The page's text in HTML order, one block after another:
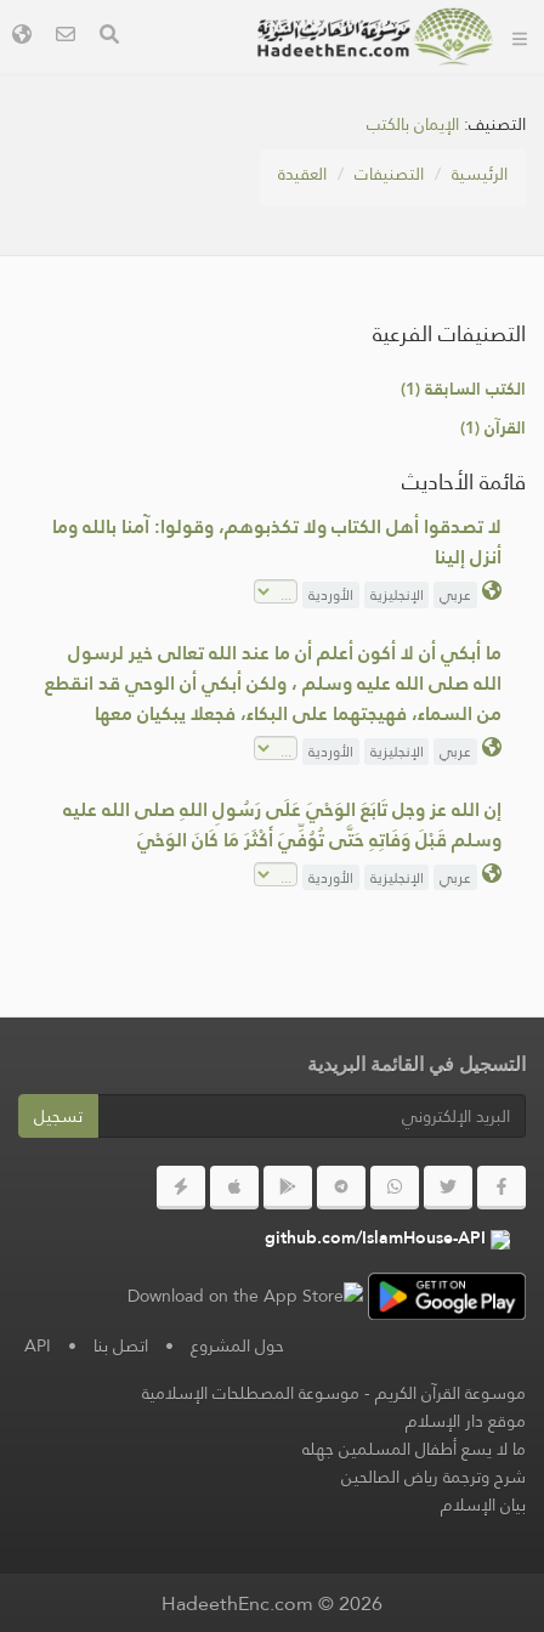
التصنيف:الإيمان بالكتب
الرئيسية
التصنيفات العقيدة
التصنيفات الفرعية
الكتب السابقة (1)
القرآن (1)
قائمة الأحاديث
لا تصدقوا أهل الكتاب ولا تكذبوهم، وقولوا: آمنا بالله وما
أنزل إلينا
عربي الإنجليزية الأوردية
ما أبكي أن لا أكون أعلم أن ما عند الله تعالى خير لرسول
الله صلى الله عليه وسلم ، ولكن أبكي أن الوحي قد انقطع
من السماء، فهيجتهما على البكاء، فجعلا يبكيان معها
عربي الإنجليزية الأوردية
إن الله عز وجل تَابَعَ الوَحْيَ عَلَى رَسُولِ اللهِ صلى الله عليه
وسلم قَبْلَ وَفَاتِهِ حَتَّى تُوُفِّيَ أَكْثَرَ مَا كَانَ الوَحْيَ
عربي الإنجليزية الأوردية
التسجيل في القائمة البريدية
تسجيل
github.com/IslamHouse-API
حول المشروع • اتصل بنا •
API
موسوعة القرآن الكريم-موسوعة المصطلحات الإسلامية
موقع دار الإسلام
ما لا يسع أطفال المسلمين جهله
شرح وترجمة رياض الصالحين
بيان الإسلام
HadeethEnc.com © 2026